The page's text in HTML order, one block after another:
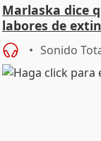
Marlaska dice
labores de
Sonido